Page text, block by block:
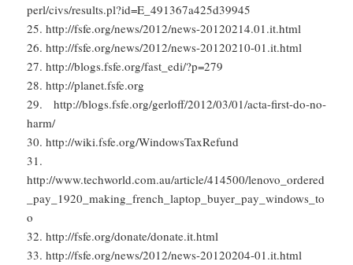
perl/civs/results.pl?id=E_491367a425d39945
25. http://fsfe.org/news/2012/news-20120214.01.it.html
26. http://fsfe.org/news/2012/news-20120210-01.it.html
27. http://blogs.fsfe.org/fast_edi/?p=279
28. http://planet.fsfe.org
29. http://blogs.fsfe.org/gerloff/2012/03/01/acta-first-do-no-
harm/
30. http://wiki.fsfe.org/WindowsTaxRefund
31.
http://www.techworld.com.au/article/414500/lenovo_ordered
_pay_1920_making_french_laptop_buyer_pay_windows_to
o
32. http://fsfe.org/donate/donate.it.html
33. http://fsfe.org/news/2012/news-20120204-01.it.html